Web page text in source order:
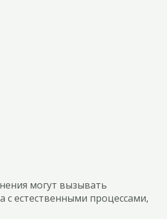
могут вызывать
с естественными процессами,